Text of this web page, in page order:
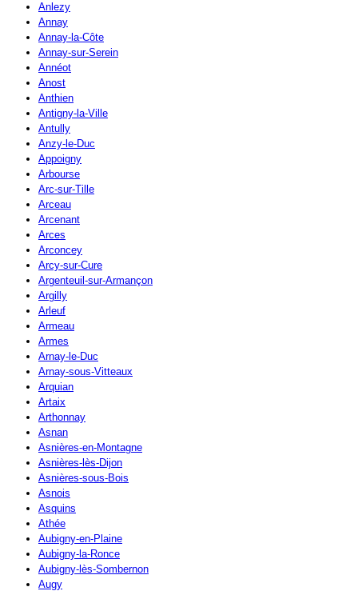
Anlezy
Annay
Annay-la-Côte
Annay-sur-Serein
Annéot
Anost
Anthien
Antigny-la-Ville
Antully
Anzy-le-Duc
Appoigny
Arbourse
Arc-sur-Tille
Arceau
Arcenant
Arces
Arconcey
Arcy-sur-Cure
Argenteuil-sur-Armançon
Argilly
Arleuf
Armeau
Armes
Arnay-le-Duc
Arnay-sous-Vitteaux
Arquian
Artaix
Arthonnay
Asnan
Asnières-en-Montagne
Asnières-lès-Dijon
Asnières-sous-Bois
Asnois
Asquins
Athée
Aubigny-en-Plaine
Aubigny-la-Ronce
Aubigny-lès-Sombernon
Augy